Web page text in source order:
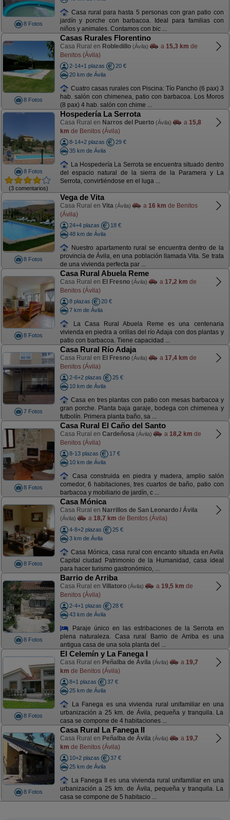
8 Fotos
Casa rural para hasta 5 personas con gran patio con
jardín y porche con barbacoa. Ideal para familias con
niños y animales. Contamos con bic ...
8 Fotos
Casas Rurales Florentino
Casa Rural en Robledillo (Ávila) a 15,3 km de
Benitos (Ávila)
2-14+1 plazas
20 €
20 km de Ávila
Cuatro casas rurales con Piscina: Tío Pancho (6 pax) 3
hab. salón con chimenea, patio con barbacoa. Los Moros
(8 pax) 4 hab. salón con chime ...
8 Fotos
(3 comentarios)
Hospedería La Serrota
Casa Rural en Narros del Puerto (Ávila) a 15,8
km de Benitos (Ávila)
8-14+2 plazas
29 €
35 km de Ávila
La Hospedería La Serrota se encuentra situado dentro
del espacio natural de la sierra de la Paramera y La
Serrota, convirtiéndose en el luga ...
8 Fotos
Vega de Vita
Casa Rural en Vita (Ávila) a 16 km de Benitos
(Ávila)
24+4 plazas
18 €
48 km de Ávila
Nuestro apartamento rural se encuentra dentro de la
provincia de Ávila, en una población llamada Vita. Se trata
de una vivienda perfecta par ...
8 Fotos
Casa Rural Abuela Reme
Casa Rural en El Fresno (Ávila) a 17,2 km de
Benitos (Ávila)
8 plazas
20 €
7 km de Ávila
La Casa Rural Abuela Reme es una centenaria
vivienda en piedra a orillas del río Adaja con dos plantas y
patio con barbacoa. Tiene capacidad ...
7 Fotos
Casa Rural Río Adaja
Casa Rural en El Fresno (Ávila) a 17,4 km de
Benitos (Ávila)
2-6+2 plazas
25 €
10 km de Ávila
Casa en tres plantas con patio con mesas barbacoa y
gran porche. Planta baja garaje, bodega con chimenea y
futbolín. Primera planta baño, sa ...
8 Fotos
Casa Rural El Caño del Santo
Casa Rural en Cardeñosa (Ávila) a 18,2 km de
Benitos (Ávila)
8-13 plazas
17 €
10 km de Ávila
Casa construida en piedra y madera, amplio salón
comedor, 6 habitaciones, tres cuartos de baño, patio con
barbacoa y mobiliario de jardín, c ...
8 Fotos
Casa Mónica
Casa Rural en Narrillos de San Leonardo / Ávila
(Ávila) a 18,7 km de Benitos (Ávila)
4-8+2 plazas
25 €
3 km de Ávila
Casa Mónica, casa rural con encanto situada en Avila
Capital ciudad Patrimonio de la Humanidad, casa ideal
para hacer turismo gastronómico, ...
8 Fotos
Barrio de Arriba
Casa Rural en Villatoro (Ávila) a 19,5 km de
Benitos (Ávila)
2-4+1 plazas
28 €
43 km de Ávila
Paraje único en las estribaciones de la Serrota en
plena naturaleza. Casa rural Barrio de Arriba es una
antigua casa de una sola planta del ...
8 Fotos
El Celemín y La Fanega I
Casa Rural en Peñalba de Ávila (Ávila) a 19,7
km de Benitos (Ávila)
8+1 plazas
37 €
25 km de Ávila
La Fanega es una vivienda rural unifamiliar en una
urbanización a 25 km. de Ávila, pequeña y tranquila. La
casa se compone de 4 habitaciones ...
8 Fotos
Casa Rural La Fanega II
Casa Rural en Peñalba de Ávila (Ávila) a 19,7
km de Benitos (Ávila)
10+2 plazas
37 €
25 km de Ávila
La Fanega II es una vivienda rural unifamiliar en una
urbanización a 25 km. de Ávila, pequeña y tranquila. La
casa se compone de 5 habitacio ...